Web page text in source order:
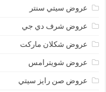
عروض سيتي سنتر
عروض شرف دي جي
عروض شكلان ماركت
عروض شويترامس
عروض صن رايز سيتي